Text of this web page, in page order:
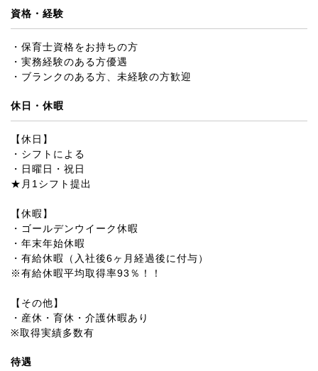
資格・経験
・保育士資格をお持ちの方
・実務経験のある方優遇
・ブランクのある方、未経験の方歓迎
休日・休暇
【休日】
・シフトによる
・日曜日・祝日
★月1シフト提出
【休暇】
・ゴールデンウイーク休暇
・年末年始休暇
・有給休暇（入社後6ヶ月経過後に付与）
※有給休暇平均取得率93％！！
【その他】
・産休・育休・介護休暇あり
※取得実績多数有
待遇